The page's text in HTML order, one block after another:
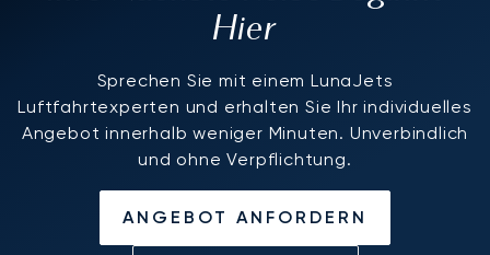
Hier
Sprechen Sie mit einem LunaJets
Luftfahrtexperten und erhalten Sie Ihr individuelles
Angebot innerhalb weniger Minuten. Unverbindlich
und ohne Verpflichtung.
ANGEBOT ANFORDERN